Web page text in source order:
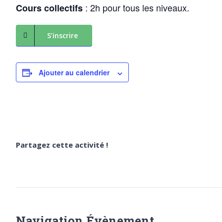
Cours collectifs : 2h pour tous les niveaux.
S’inscrire
Ajouter au calendrier
Partagez cette activité !